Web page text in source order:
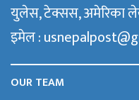
युलेस, टेक्सस, अमेरिका
इमेल :
OUR TEAM